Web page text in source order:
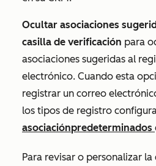
Ocultar asociaciones
casilla de verificación para
asociaciones sugeridas al
electrónico. Cuando esta
registrar un correo
los tipos de registro
asociaciónpredeterminados
Para revisar o personalizar